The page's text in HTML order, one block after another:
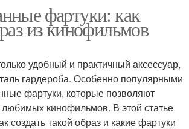
фартуки: как
из кинофильмов
удобный и практичный аксессуар,
гардероба. Особенно популярными
фартуки, которые позволяют
любимых кинофильмов. В этой статье
создать такой образ и какие фартуки